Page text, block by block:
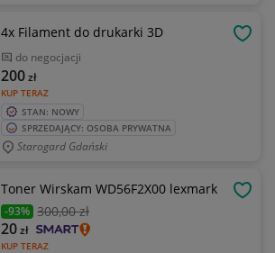
4x Filament do drukarki 3D
do negocjacji
KUP TERAZ
200zł
STAN: NOWY
SPRZEDAJĄCY: OSOBA PRYWATNA
Starogard Gdański
Toner Wirskam WD56F2X00 lexmark
-93% 300,00 zł
KUP TERAZ
20zł